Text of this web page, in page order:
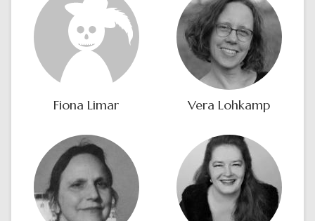
Fiona Limar Vera Lohkamp